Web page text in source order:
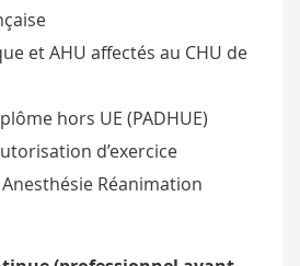
et AHU affectés au CHU de
hors UE (PADHUE)
d’exercice
Réanimation